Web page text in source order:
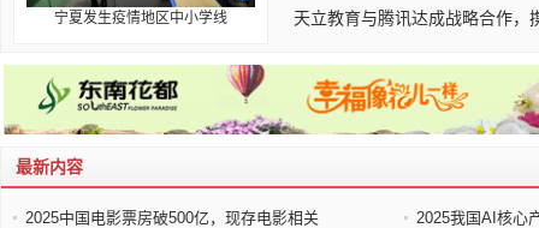
宁夏发生疫情地区中小学线
天立教育与腾讯达成战略合作，
最新内容
2025中国电影票房破500亿，现存电影相关
2025我国AI核心